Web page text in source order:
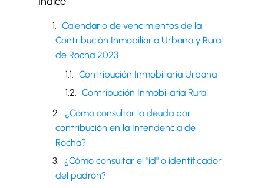
Calendario de vencimientos de la
Contribución Inmobiliaria Urbana y Rural
de Rocha 2023
Contribución Inmobiliaria Urbana
Contribución Inmobiliaria Rural
¿Cómo consultar la deuda por
contribución en la Intendencia de
Rocha?
¿Cómo consultar el "id" o identificador
del padrón?